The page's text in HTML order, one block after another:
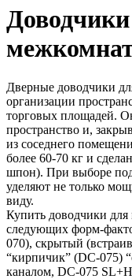
Дверные доводчики
организации
торговых площадей.
пространство и,
из соседнего
более 60-70 кг и
шпон). При выборе
уделяют не только
виду.
Купить доводчики
следующих форм-
070), скрытый
“кирпичик” (DC-075)
каналом, DC-075